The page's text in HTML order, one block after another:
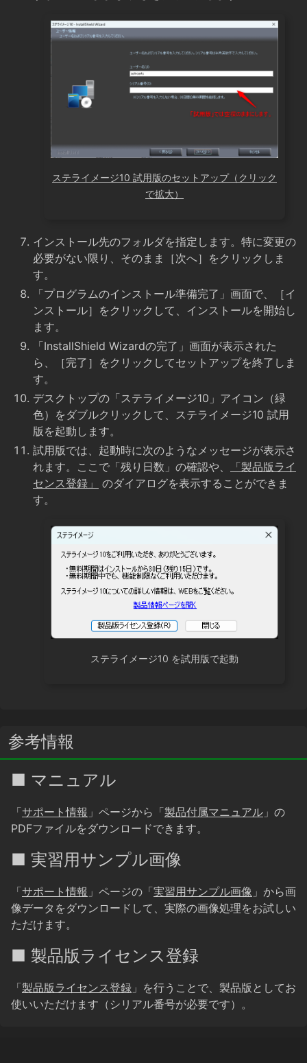
ステライメージ10 試用版のセットアップ（クリック
で拡大）
インストール先のフォルダを指定します。特に変更の
必要がない限り、そのまま［次へ］をクリックしま
す。
「プログラムのインストール準備完了」画面で、［イ
ンストール］をクリックして、インストールを開始し
ます。
「InstallShield Wizardの完了」画面が表示された
ら、［完了］をクリックしてセットアップを終了しま
す。
デスクトップの「ステライメージ10」アイコン（緑
色）をダブルクリックして、ステライメージ10 試用
版を起動します。
試用版では、起動時に次のようなメッセージが表示さ
れます。ここで「残り日数」の確認や、
「製品版ライ
センス登録」
のダイアログを表示することができま
す。
ステライメージ10 を試用版で起動
参考情報
■ マニュアル
「サポート情報 」ページから「製品付属マニュアル 」の
PDFファイルをダウンロードできます。
■ 実習用サンプル画像
「サポート情報 」ページの「実習用サンプル画像 」から画
像データをダウンロードして、実際の画像処理をお試しい
ただけます。
■ 製品版ライセンス登録
「製品版ライセンス登録 」を行うことで、製品版としてお
使いいただけます（シリアル番号が必要です）。